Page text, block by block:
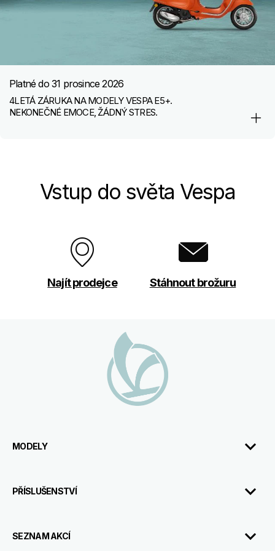
Platné do31 prosince 2026
4LETÁ ZÁRUKA NA MODELY VESPA E5+.
NEKONEČNÉ EMOCE, ŽÁDNÝ STRES.
Vstup do světa Vespa
Najít prodejce Stáhnout brožuru
MODELY
PŘÍSLUŠENSTVÍ
SEZNAM AKCÍ